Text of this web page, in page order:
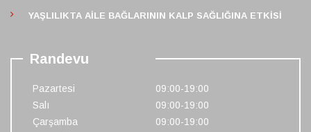
YAŞLILIKTA AILE BAĞLARININ KALP SAĞLIĞINA ETKISI
Randevu
Pazartesi
09:00-19:00
Salı
09:00-19:00
Çarşamba
09:00-19:00